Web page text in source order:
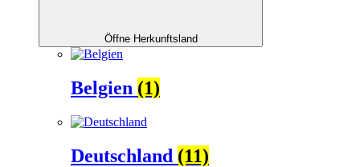
Öffne Herkunftsland
Belgien (1)
Deutschland (11)